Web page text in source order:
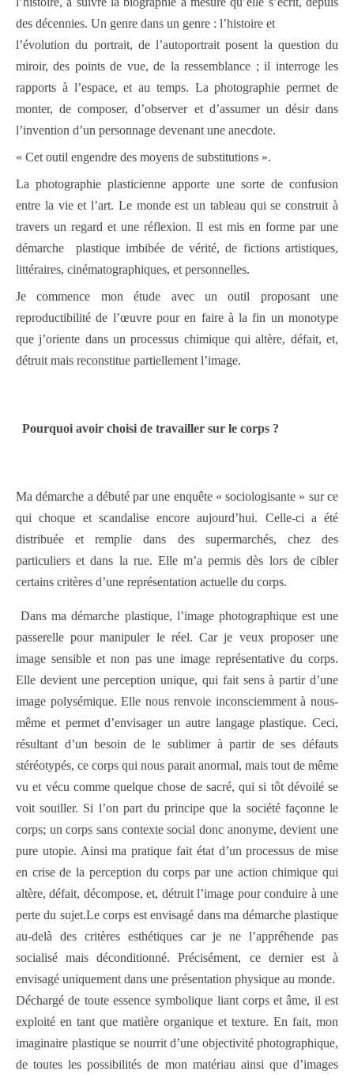
des décennies. Un genre dans un genre : l’histoire et
l’évolution du portrait, de l’autoportrait posent la question du
miroir, des points de vue, de la ressemblance ; il interroge les
rapports à l’espace, et au temps. La photographie permet de
monter, de composer, d’observer et d’assumer un désir dans
l’invention d’un personnage devenant une anecdote.
« Cet outil engendre des moyens de substitutions ».
La photographie plasticienne apporte une sorte de confusion
entre la vie et l’art. Le monde est un tableau qui se construit à
travers un regard et une réflexion. Il est mis en forme par une
démarche plastique imbibée de vérité, de fictions artistiques,
littéraires, cinématographiques, et personnelles.
Je commence mon étude avec un outil proposant une
reproductibilité de l’œuvre pour en faire à la fin un monotype
que j’oriente dans un processus chimique qui altère, défait, et,
détruit mais reconstitue partiellement l’image.
Pourquoi avoir choisi de travailler sur le corps ?
Ma démarche a débuté par une enquête « sociologisante » sur ce
qui choque et scandalise encore aujourd’hui. Celle-ci a été
distribuée et remplie dans des supermarchés, chez des
particuliers et dans la rue. Elle m’a permis dès lors de cibler
certains critères d’une représentation actuelle du corps.
Dans ma démarche plastique, l’image photographique est une
passerelle pour manipuler le réel. Car je veux proposer une
image sensible et non pas une image représentative du corps.
Elle devient une perception unique, qui fait sens à partir d’une
image polysémique. Elle nous renvoie inconsciemment à nous-
même et permet d’envisager un autre langage plastique. Ceci,
résultant d’un besoin de le sublimer à partir de ses défauts
stéréotypés, ce corps qui nous parait anormal, mais tout de même
vu et vécu comme quelque chose de sacré, qui si tôt dévoilé se
voit souiller. Si l’on part du principe que la société façonne le
corps; un corps sans contexte social donc anonyme, devient une
pure utopie. Ainsi ma pratique fait état d’un processus de mise
en crise de la perception du corps par une action chimique qui
altère, défait, décompose, et, détruit l’image pour conduire à une
perte du sujet.Le corps est envisagé dans ma démarche plastique
au-delà des critères esthétiques car je ne l’appréhende pas
socialisé mais déconditionné. Précisément, ce dernier est à
envisagé uniquement dans une présentation physique au monde.
Déchargé de toute essence symbolique liant corps et âme, il est
exploité en tant que matière organique et texture. En fait, mon
imaginaire plastique se nourrit d’une objectivité photographique,
de toutes les possibilités de mon matériau ainsi que d’images